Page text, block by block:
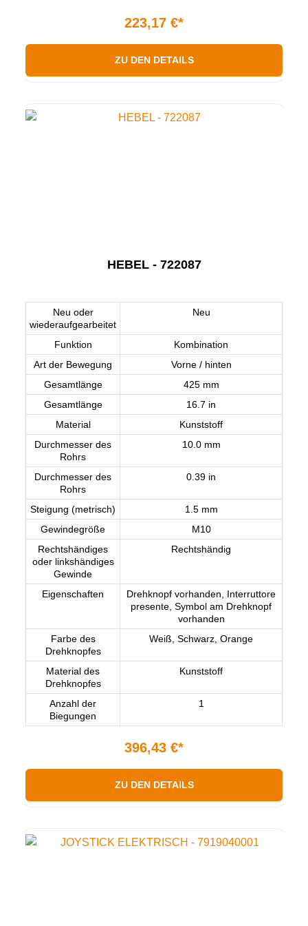
223,17 €*
ZU DEN DETAILS
HEBEL - 722087
Neu oder
wiederaufgearbeitet
Neu
Funktion
Kombination
Art der Bewegung
Vorne / hinten
Gesamtlänge
425 mm
Gesamtlänge
16.7 in
Material
Kunststoff
Durchmesser des
Rohrs
10.0 mm
Durchmesser des
Rohrs
0.39 in
Steigung (metrisch)
1.5 mm
Gewindegröße
M10
Rechtshändiges
oder linkshändiges
Gewinde
Rechtshändig
Eigenschaften
Drehknopf vorhanden, Interruttore
presente, Symbol am Drehknopf
vorhanden
Farbe des
Drehknopfes
Weiß, Schwarz, Orange
Material des
Drehknopfes
Kunststoff
Anzahl der
Biegungen
1
396,43 €*
ZU DEN DETAILS